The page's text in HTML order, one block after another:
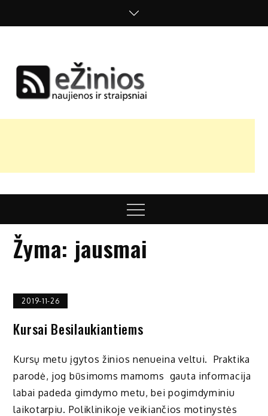
nuomonės
Menu
Žyma: jausmai
2019-11-26
Kursai Besilaukiantiems
Kursų metu įgytos žinios nenueina veltui. Praktika
parodė, jog būsimoms mamoms gauta informacija
labai padeda gimdymo metu, bei pogimdyminiu
laikotarpiu. Poliklinikoje veikiančios motinystės